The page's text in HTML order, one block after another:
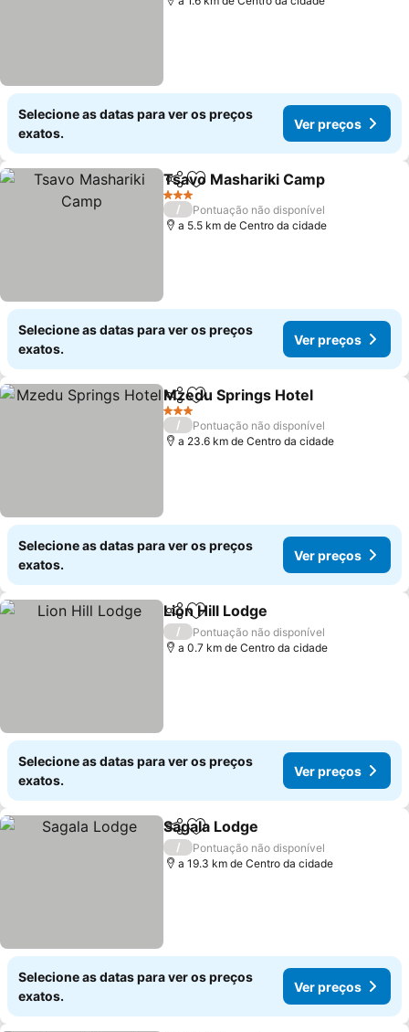
Selecione as datas para ver os preços
exatos.
Ver preços
PartilharAdicionar aos favoritos
Tsavo Mashariki Camp
3 Estrelas
/
Pontuação não disponível
a 5.5 km de Centro da cidade
Selecione as datas para ver os preços
exatos.
Ver preços
PartilharAdicionar aos favoritos
Mzedu Springs Hotel
3 Estrelas
/
Pontuação não disponível
a 23.6 km de Centro da cidade
Selecione as datas para ver os preços
exatos.
Ver preços
PartilharAdicionar aos favoritos
Lion Hill Lodge
/
Pontuação não disponível
a 0.7 km de Centro da cidade
Selecione as datas para ver os preços
exatos.
Ver preços
PartilharAdicionar aos favoritos
Sagala Lodge
/
Pontuação não disponível
a 19.3 km de Centro da cidade
Selecione as datas para ver os preços
exatos.
Ver preços